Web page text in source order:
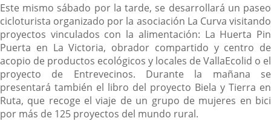
Este mismo sábado por la tarde, se desarrollará un paseo
cicloturista organizado por la asociación La Curva visitando
proyectos vinculados con la alimentación: La Huerta Pin
Puerta en La Victoria, obrador compartido y centro de
acopio de productos ecológicos y locales de VallaEcolid o el
proyecto de Entrevecinos. Durante la mañana se
presentará también el libro del proyecto Biela y Tierra en
Ruta, que recoge el viaje de un grupo de mujeres en bici
por más de 125 proyectos del mundo rural.